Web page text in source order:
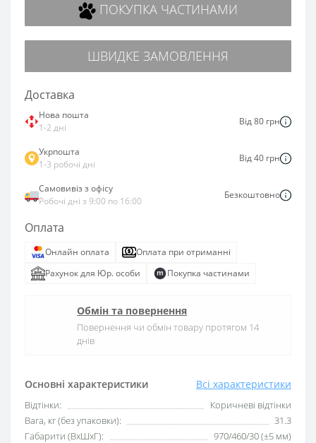
Основні характеристики Всі характеристики
Відтінки:
Коричневі відтінки
Вага, кг (без упаковки):
31.3
Габарити (ВхШхГ):
970/460/30 (±5 мм)
ПОКУПКА ЧАСТИНАМИ
ШВИДКЕ ЗАМОВЛЕННЯ
Доставка
Нова пошта
1-2 дні
Від 80 грн
Укрпошта
1-3 робочі дні
Від 40 грн
Самовивіз з офісу
Робочі дні з 9:00 по 16:00
Безкоштовно
Оплата
Онлайн оплата
Оплата при отриманні
Рахунок для Юр. особи
Покупка частинами
Обмін та повернення
Повернення чи обмін товару протягом 14
днів